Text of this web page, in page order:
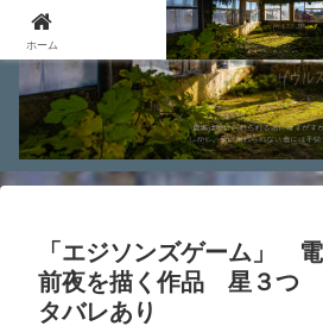
「エジソンズゲーム」
前夜を描く作品 星
タバレあり
ホーム